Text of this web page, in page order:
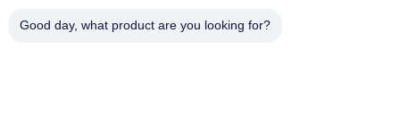
Good day, what product are you looking for?